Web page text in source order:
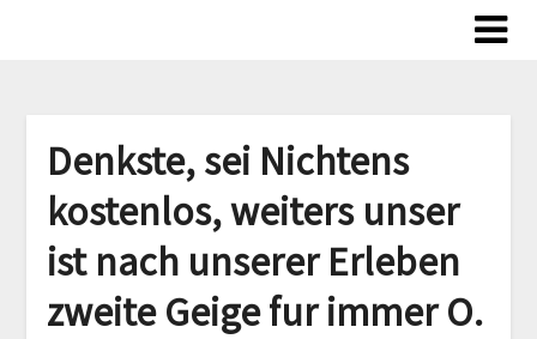
Denkste, sei Nichtens
kostenlos, weiters unser
ist nach unserer Erleben
zweite Geige fur immer O.